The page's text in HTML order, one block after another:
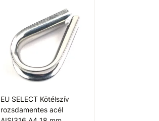
EU SELECT Kötélszív
rozsdamentes acél